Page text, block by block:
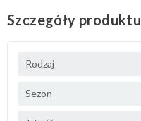
Szczegóły produktu
Rodzaj
Sezon